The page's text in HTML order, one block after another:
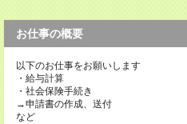
お仕事の概要
以下のお仕事をお願いします
・給与計算
・社会保険手続き
→申請書の作成、送付
など